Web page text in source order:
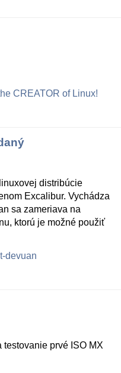
CREATOR of Linux!
distribúcie
Excalibur. Vychádza
sa zameriava na
ktorú je možné použiť
devuan
prvé ISO MX